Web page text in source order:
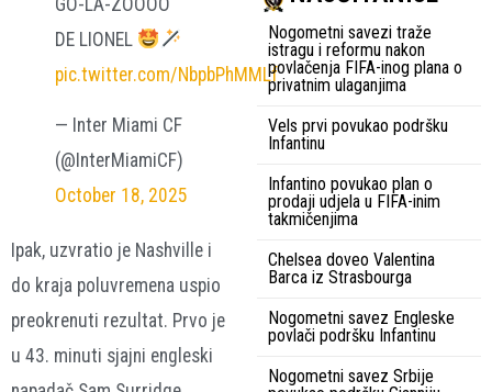
DE LIONEL
pic.twitter.com/NbpbPhMMLf
— Inter Miami CF
(@InterMiamiCF)
October 18, 2025
Ipak, uzvratio je Nashville i
do kraja poluvremena uspio
preokrenuti rezultat. Prvo je
u 43. minuti sjajni engleski
Nogometni savezi traže
istragu i reformu nakon
povlačenja FIFA-inog plana o
privatnim ulaganjima
Vels prvi povukao podršku
Infantinu
Infantino povukao plan o
prodaji udjela u FIFA-inim
takmičenjima
Chelsea doveo Valentina
Barca iz Strasbourga
Nogometni savez Engleske
povlači podršku Infantinu
Nogometni savez Srbije